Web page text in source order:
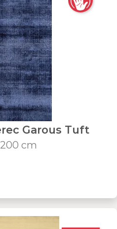
Garous Tuft
cm